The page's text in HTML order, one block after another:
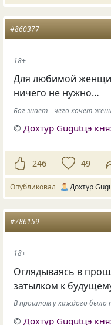
#860377
18+
Для любимой
ничего не нужно…
Бог знает - чего хочет
©Дохтур Gugutцэ
246 49
Опубликовал Дохтур
#786159
18+
Оглядываясь в
затылком к
В прошлом у каждого было
© Дохтур Gugutцэ